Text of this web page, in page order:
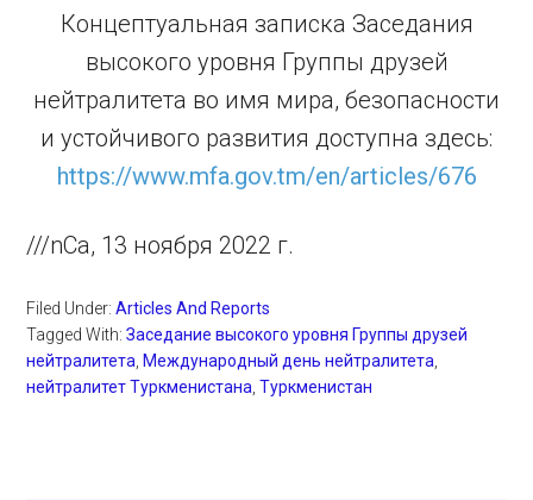
Концептуальная записка Заседания
высокого уровня Группы друзей
нейтралитета во имя мира, безопасности
и устойчивого развития доступна здесь:
https://www.mfa.gov.tm/en/articles/676
///nCa, 13 ноября 2022 г.
Filed Under:Articles And Reports
Tagged With:Заседание высокого уровня Группы друзей
нейтралитета Международный день нейтралитета
нейтралитет Туркменистана ,Туркменистан